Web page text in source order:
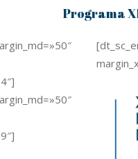
Programa